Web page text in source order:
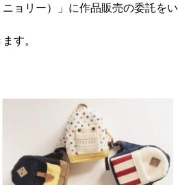
ョリー）」に作品販売の委託をい
す。